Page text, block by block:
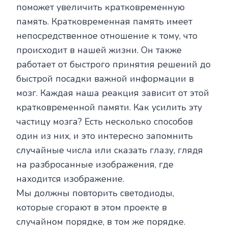
поможет увеличить кратковременную
память. Кратковременная память имеет
непосредственное отношение к тому, что
происходит в нашей жизни. Он также
работает от быстрого принятия решений до
быстрой посадки важной информации в
мозг. Каждая наша реакция зависит от этой
кратковременной памяти. Как усилить эту
частицу мозга? Есть несколько способов
один из них, и это интересно запомнить
случайные числа или сказать глазу, глядя
на разбросанные изображения, где
находится изображение.
Мы должны повторить светодиоды,
которые сгорают в этом проекте в
случайном порядке, в том же порядке.